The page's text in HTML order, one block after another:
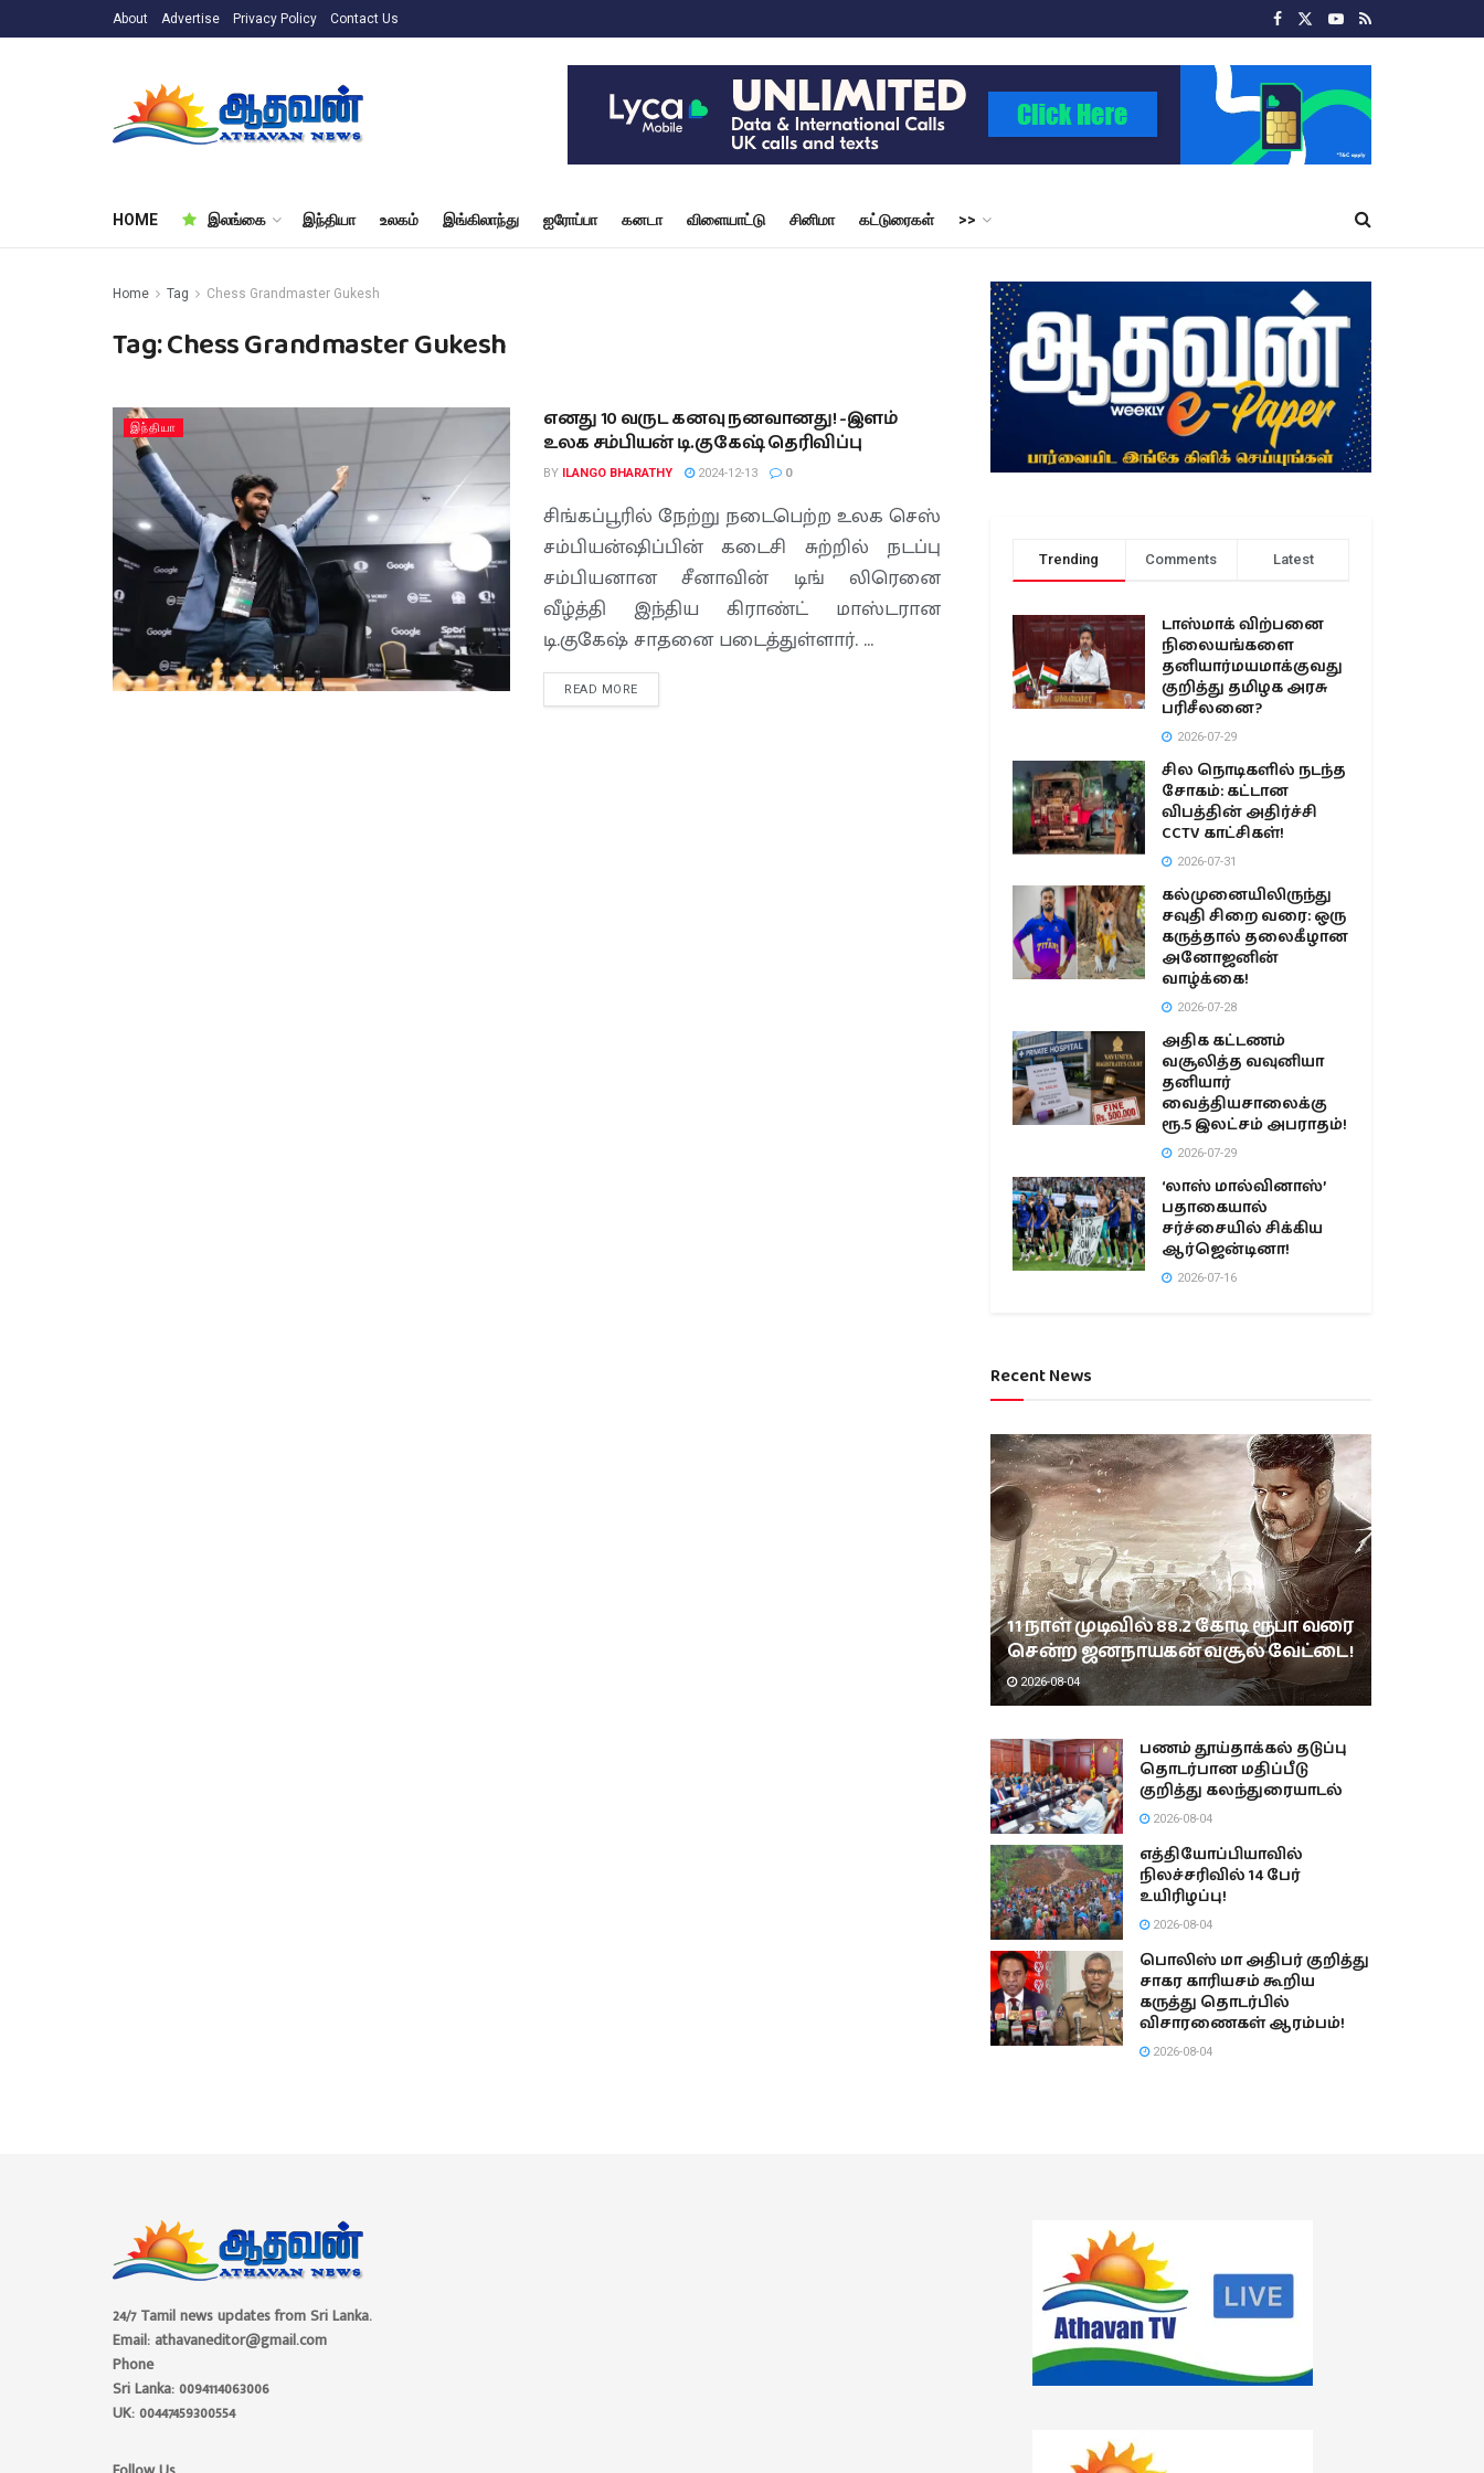
About Advertise Privacy Policy Contact Us
HOME இலங்கை இந்தியா உலகம் இங்கிலாந்து ஐரோப்பா கனடா விளையாட்டு சினிமா கட்டுரைகள் >>
Home Tag Chess Grandmaster Gukesh
Tag:Chess Grandmaster Gukesh
இந்தியா
எனது 10 வருட கனவு நனவானது! -இளம்
உலக சம்பியன் டி.குகேஷ் தெரிவிப்பு
BY ILANGO BHARATHY 2024-12-13 0
சிங்கப்பூரில் நேற்று நடைபெற்ற உலக செஸ்
சம்பியன்ஷிப்பின் கடைசி சுற்றில் நடப்பு
சம்பியனான சீனாவின் டிங் லிரெனை
வீழ்த்தி இந்திய கிராண்ட் மாஸ்டரான
டி.குகேஷ் சாதனை படைத்துள்ளார். ...
READ MORE
Trending Comments Latest
டாஸ்மாக் விற்பனை
நிலையங்களை
தனியார்மயமாக்குவது
குறித்து தமிழக அரசு
பரிசீலனை?
2026-07-29
சில நொடிகளில் நடந்த
சோகம்: கட்டான
விபத்தின் அதிர்ச்சி
CCTV காட்சிகள்!
2026-07-31
கல்முனையிலிருந்து
சவுதி சிறை வரை: ஒரு
கருத்தால் தலைகீழான
அனோஜனின்
வாழ்க்கை!
2026-07-28
அதிக கட்டணம்
வசூலித்த வவுனியா
தனியார்
வைத்தியசாலைக்கு
ரூ.5 இலட்சம் அபராதம்!
2026-07-29
‘லாஸ் மால்வினாஸ்’
பதாகையால்
சர்ச்சையில் சிக்கிய
ஆர்ஜென்டினா!
2026-07-16
Recent News
11 நாள் முடிவில் 88.2 கோடி ரூபா வரை
சென்ற ஜனநாயகன் வசூல் வேட்டை!
2026-08-04
பணம் தூய்தாக்கல் தடுப்பு
தொடர்பான மதிப்பீடு
குறித்து கலந்துரையாடல்
2026-08-04
எத்தியோப்பியாவில்
நிலச்சரிவில் 14 பேர்
உயிரிழப்பு!
2026-08-04
பொலிஸ் மா அதிபர் குறித்து
சாகர காரியசம் கூறிய
கருத்து தொடர்பில்
விசாரணைகள் ஆரம்பம்!
2026-08-04
24/7 Tamil news updates from Sri Lanka.
Email: athavaneditor@gmail.com
Phone
Sri Lanka: 0094114063006
UK: 00447459300554